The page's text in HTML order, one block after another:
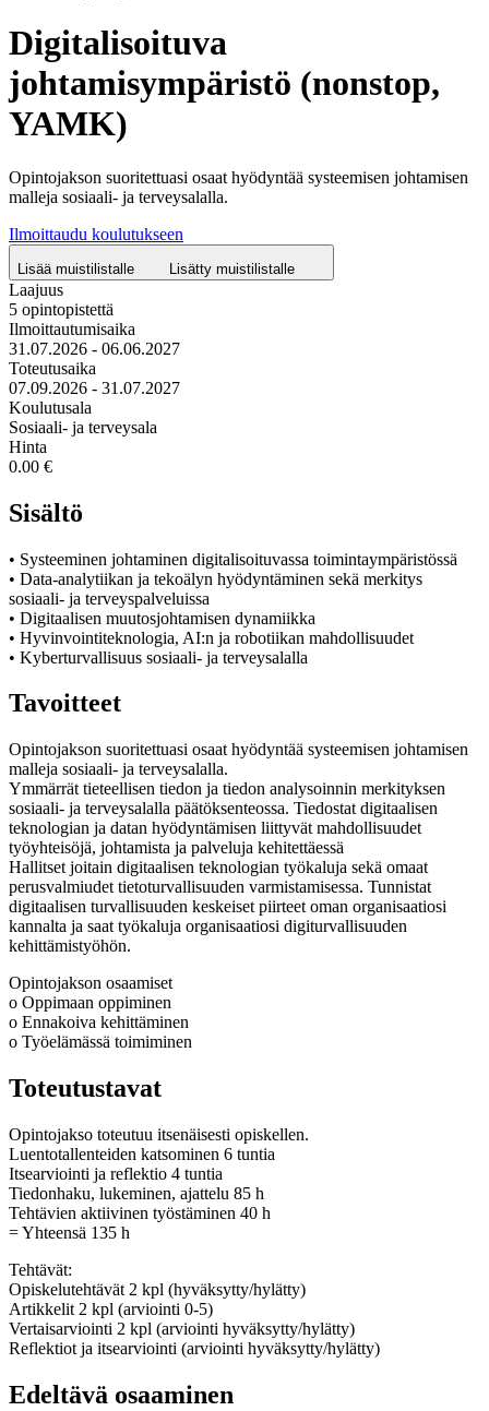
Digitalisoituva
johtamisympäristö (nonstop,
YAMK)
Opintojakson suoritettuasi osaat hyödyntää systeemisen johtamisen
malleja sosiaali- ja terveysalalla.
Ilmoittaudu koulutukseen
Lisää muistilistalle Lisätty muistilistalle
Laajuus
5 opintopistettä
Ilmoittautumisaika
31.07.2026 - 06.06.2027
Toteutusaika
07.09.2026 - 31.07.2027
Koulutusala
Sosiaali- ja terveysala
Hinta
0.00 €
Sisältö
• Systeeminen johtaminen digitalisoituvassa toimintaympäristössä
• Data-analytiikan ja tekoälyn hyödyntäminen sekä merkitys
sosiaali- ja terveyspalveluissa
• Digitaalisen muutosjohtamisen dynamiikka
• Hyvinvointiteknologia, AI:n ja robotiikan mahdollisuudet
• Kyberturvallisuus sosiaali- ja terveysalalla
Tavoitteet
Opintojakson suoritettuasi osaat hyödyntää systeemisen johtamisen
malleja sosiaali- ja terveysalalla.
Ymmärrät tieteellisen tiedon ja tiedon analysoinnin merkityksen
sosiaali- ja terveysalalla päätöksenteossa. Tiedostat digitaalisen
teknologian ja datan hyödyntämisen liittyvät mahdollisuudet
työyhteisöjä, johtamista ja palveluja kehitettäessä
Hallitset joitain digitaalisen teknologian työkaluja sekä omaat
perusvalmiudet tietoturvallisuuden varmistamisessa. Tunnistat
digitaalisen turvallisuuden keskeiset piirteet oman organisaatiosi
kannalta ja saat työkaluja organisaatiosi digiturvallisuuden
kehittämistyöhön.
Opintojakson osaamiset
o Oppimaan oppiminen
o Ennakoiva kehittäminen
o Työelämässä toimiminen
Toteutustavat
Opintojakso toteutuu itsenäisesti opiskellen.
Luentotallenteiden katsominen 6 tuntia
Itsearviointi ja reflektio 4 tuntia
Tiedonhaku, lukeminen, ajattelu 85 h
Tehtävien aktiivinen työstäminen 40 h
= Yhteensä 135 h
Tehtävät:
Opiskelutehtävät 2 kpl (hyväksytty/hylätty)
Artikkelit 2 kpl (arviointi 0-5)
Vertaisarviointi 2 kpl (arviointi hyväksytty/hylätty)
Reflektiot ja itsearviointi (arviointi hyväksytty/hylätty)
Edeltävä osaaminen